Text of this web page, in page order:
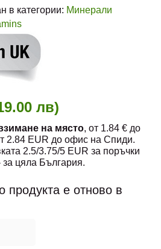
в категории: Минерали
лв)
на място, от 1.84 € до
2.84 EUR до офис на Спиди.
2.5/3.75/5 EUR за поръчки
цяла България.
продукта е отново в